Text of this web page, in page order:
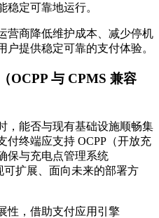
稳定可靠地运行。
营商降低维护成本、减少停机
提供稳定可靠的支付体验。
OCPP 与 CPMS 兼容
，能否与现有基础设施顺畅集
付终端应支持 OCPP（开放充
保与充电点管理系统
可扩展、面向未来的部署方
性，借助支付应用引擎